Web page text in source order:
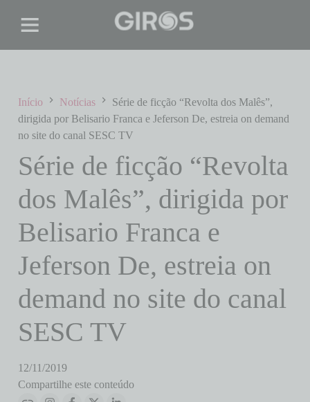
Início Notícias
Série de ficção “Revolta dos Malês”,
dirigida por Belisario Franca e Jeferson De, estreia on demand
no site do canal SESC TV
Série de ficção “Revolta
dos Malês”, dirigida por
Belisario Franca e
Jeferson De, estreia on
demand no site do canal
SESC TV
12/11/2019
Compartilhe este conteúdo